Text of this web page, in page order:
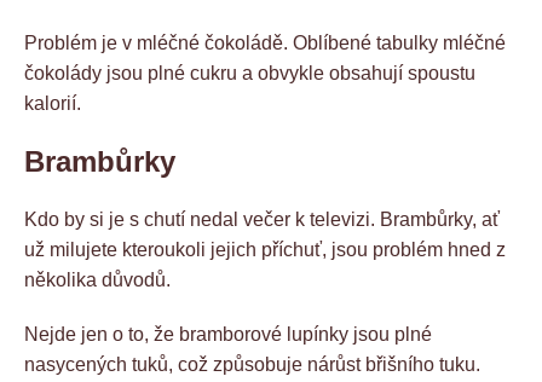
Problém je v mléčné čokoládě. Oblíbené tabulky mléčné
čokolády jsou plné cukru a obvykle obsahují spoustu
kalorií.
Brambůrky
Kdo by si je s chutí nedal večer k televizi. Brambůrky, ať
už milujete kteroukoli jejich příchuť, jsou problém hned z
několika důvodů.
Nejde jen o to, že bramborové lupínky jsou plné
nasycených tuků, což způsobuje nárůst břišního tuku.